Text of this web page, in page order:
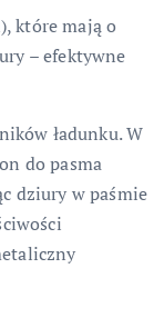
które mają o
– efektywne
ładunku. W
do pasma
dziury w paśmie